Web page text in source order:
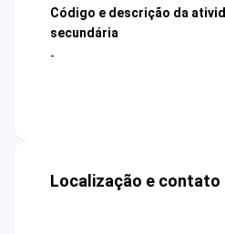
Código e descrição da
secundária
-
Localização e contato